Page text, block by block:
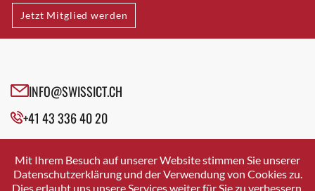
Bäretswil
Bülach
Cazis
Crissier
Davos Platz
Dierikon
Dietikon
Jetzt Mitglied werden
INFO@SWISSICT.CH
+41 43 336 40 20
SWISSICT
VULKANSTRASSE 120
8048 ZURICH
Mit Ihrem Besuch auf unserer Website stimmen Sie unserer
Datenschutzerklärung und der Verwendung von Cookies zu.
Dies erlaubt uns unsere Services weiter für Sie zu verbessern.